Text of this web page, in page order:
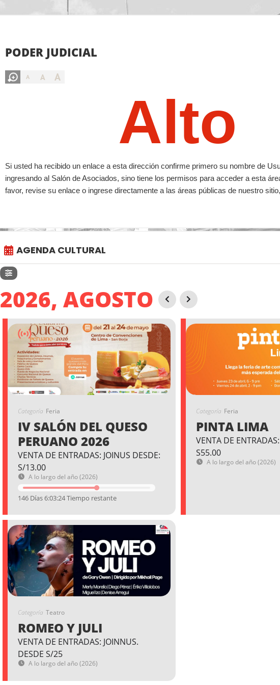
PODER JUDICIAL
A A A
Alto
Si usted ha recibido un enlace a esta dirección confirme primero su nombre de
ingresando al Salón de Asociados, sino tiene los permisos para acceder a esta
favor, revise su enlace o ingrese directamente a las áreas públicas de nuestro
AGENDA CULTURAL
2026, AGOSTO
Categoría Feria
IV SALÓN DEL QUESO
PERUANO 2026
VENTA DE ENTRADAS: JOINUS DESDE:
S/13.00
A lo largo del año (2026)
146 Días 6:03:24 Tiempo restante
Categoría Feria
PINTA LIMA
VENTA DE
S55.00
A lo largo del año (2026)
Categoría Teatro
ROMEO Y JULI
VENTA DE ENTRADAS: JOINNUS.
DESDE S/25
A lo largo del año (2026)